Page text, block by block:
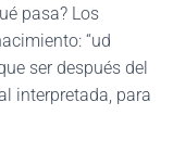
pasa? Los
“ud
ser después del
interpretada, para